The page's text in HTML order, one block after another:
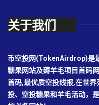
关于我们
币空投网(TokenAirdrop)是
糖果网站及薅羊毛项目首码
首码,最优质空投线报,在世
投、空投糖果和羊毛活动，